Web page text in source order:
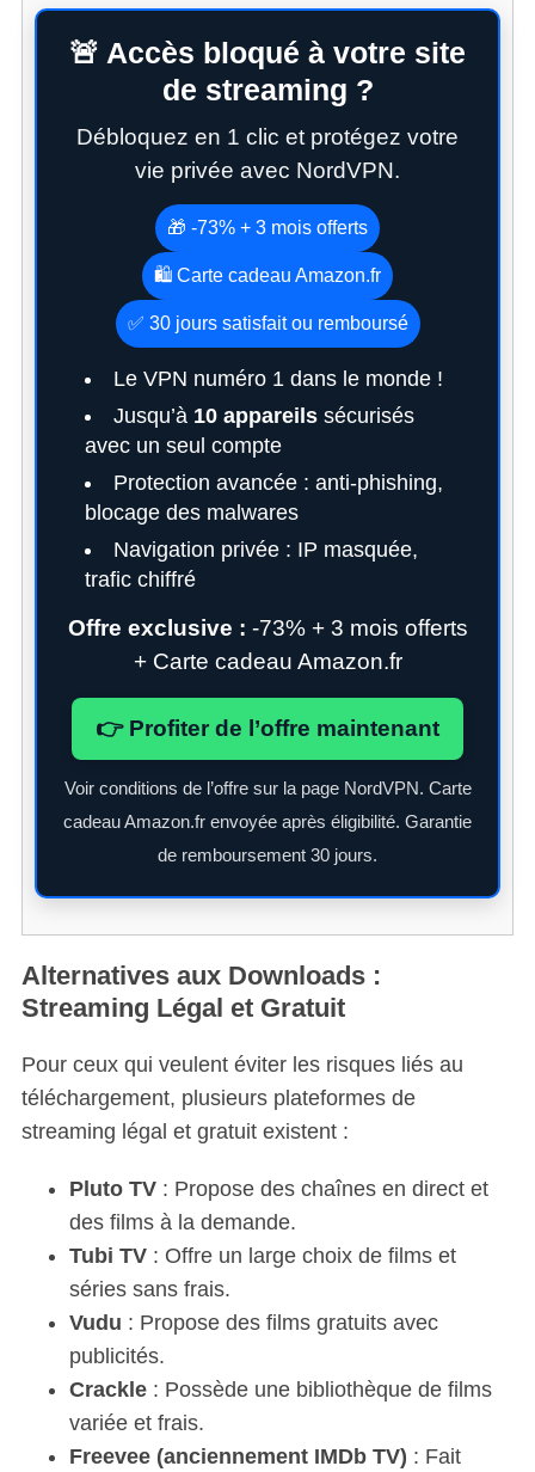
🚨 Accès bloqué à votre site
de streaming ?
Débloquez en 1 clic et protégez votre
vie privée avec NordVPN.
🎁 -73% + 3 mois offerts
🛍️ Carte cadeau Amazon.fr
✅ 30 jours satisfait ou remboursé
Le VPN numéro 1 dans le monde !
Jusqu’à 10 appareilssécurisés
avec un seul compte
Protection avancée : anti-phishing,
blocage des malwares
Navigation privée : IP masquée,
trafic chiffré
Offre exclusive : -73% + 3 mois offerts
+ Carte cadeau Amazon.fr
👉 Profiter de l’offre maintenant
Voir conditions de l’offre sur la page NordVPN. Carte
cadeau Amazon.fr envoyée après éligibilité. Garantie
de remboursement 30 jours.
Alternatives aux Downloads :
Streaming Légal et Gratuit
Pour ceux qui veulent éviter les risques liés au
téléchargement, plusieurs plateformes de
streaming légal et gratuit existent :
Pluto TV: Propose des chaînes en direct et
des films à la demande.
Tubi TV: Offre un large choix de films et
séries sans frais.
Vudu : Propose des films gratuits avec
publicités.
Crackle: Possède une bibliothèque de films
variée et frais.
Freevee (anciennement IMDb TV) : Fait